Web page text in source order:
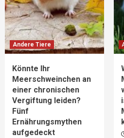
Andere Tiere
Könnte Ihr
Meerschweinchen an
einer chronischen
Vergiftung leiden?
Fünf
Ernährungsmythen
aufgedeckt